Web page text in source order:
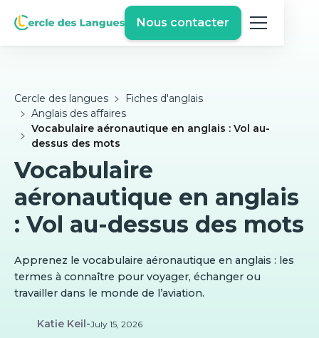
Nous contacter
Cercle des langues
Fiches d'anglais
Anglais des affaires
Vocabulaire aéronautique en anglais : Vol au-
dessus des mots
Vocabulaire
aéronautique en anglais
: Vol au-dessus des mots
Apprenez le vocabulaire aéronautique en anglais : les
termes à connaître pour voyager, échanger ou
travailler dans le monde de l’aviation.
Katie Keil-July 15, 2026